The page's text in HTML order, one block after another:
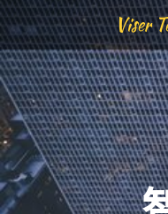
Viser